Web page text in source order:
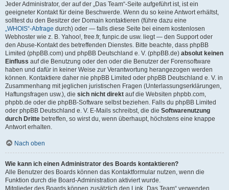
Jeder Administrator, der auf der „Das Team“-Seite aufgeführt ist, ist ein
geeigneter Kontakt für deine Beschwerde. Wenn du so keine Antwort erhältst,
solltest du den Besitzer der Domain kontaktieren (führe dazu eine
„WHOIS“-Abfrage durch) oder — falls diese Seite bei einem kostenlosen
Webhoster wie z. B. Yahoo!, free.fr, funpic.de usw. liegt — den Support oder
den Abuse-Kontakt des betreffenden Dienstes. Bitte beachte, dass phpBB
Limited (phpBB.com) und phpBB Deutschland e. V. (phpBB.de) absolut keinen
Einfluss auf die Benutzung oder den oder die Benutzer der Forensoftware
haben und dafür in keiner Weise zur Verantwortung herangezogen werden
können. Kontaktiere daher nie phpBB Limited oder phpBB Deutschland e. V. in
Zusammenhang mit jeglichen juristischen Fragen (Unterlassungserklärungen,
Haftungsfragen usw.), die sich nicht direkt auf die Websiten phpbb.com,
phpbb.de oder die phpBB-Software selbst beziehen. Falls du phpBB Limited
oder phpBB Deutschland e. V. E-Mails schreibst, die die Softwarenutzung
durch Dritte betreffen, so wirst du, wenn überhaupt, höchstens eine knappe
Antwort erhalten.
Nach oben
Wie kann ich einen Administrator des Boards kontaktieren?
Alle Benutzer des Boards können das Kontaktformular nutzen, wenn die
Funktion durch die Board-Administration aktiviert wurde.
Mitglieder des Boards können zusätzlich den Link „Das Team“ verwenden.